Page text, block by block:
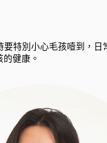
要特別小心毛孩噎到，
健康。